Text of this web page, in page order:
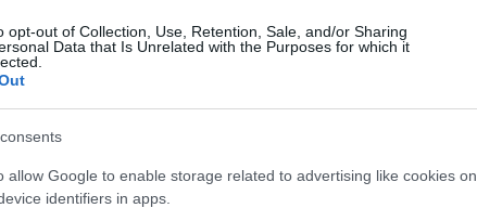
opt-out of Collection, Use, Retention, Sale, and/or Sharing
Data that Is Unrelated with the Purposes for which it
allow Google to enable storage related to advertising like cookies on
identifiers in apps.
frissen kapod majd a postaládádba. :)
: